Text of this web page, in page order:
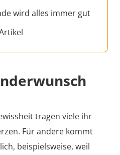
wird alles immer gut
tragen viele ihr
Für andere kommt
beispielsweise, weil